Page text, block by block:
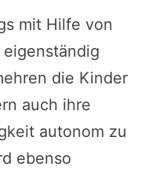
mit Hilfe von
die Kinder
auch ihre
autonom zu
ebenso